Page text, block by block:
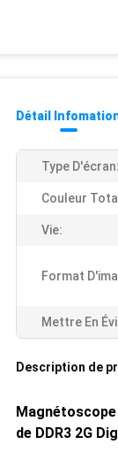
Détail
Type
Couleur
Vie:
Format
Mettre En
Description de
de DDR3 2G